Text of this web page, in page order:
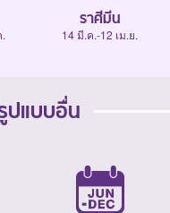
ราศีมีน
14 มี.ค.-12 เม.ย.
ปแบบอื่น